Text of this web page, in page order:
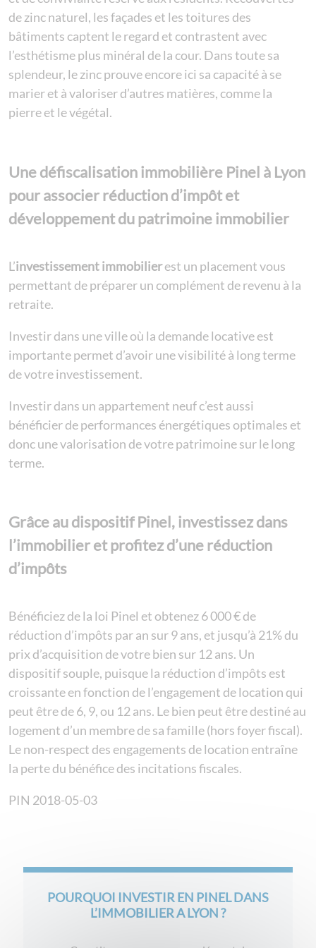
de zinc naturel, les façades et les toitures des
bâtiments captent le regard et contrastent avec
l’esthétisme plus minéral de la cour. Dans toute sa
splendeur, le zinc prouve encore ici sa capacité à se
marier et à valoriser d’autres matières, comme la
pierre et le végétal.
Une défiscalisation immobilière Pinel à Lyon
pour associer réduction d’impôt et
développement du patrimoine immobilier
L’investissement immobilierest un placement vous
permettant de préparer un complément de revenu à la
retraite.
Investir dans une ville où la demande locative est
importante permet d’avoir une visibilité à long terme
de votre investissement.
Investir dans un appartement neuf c’est aussi
bénéficier de performances énergétiques optimales et
donc une valorisation de votre patrimoine sur le long
terme.
Grâce au dispositif Pinel, investissez dans
l’immobilier et profitez d’une réduction
d’impôts
Bénéficiez de la loi Pinel et obtenez 6 000 € de
réduction d’impôts par an sur 9 ans, et jusqu’à 21% du
prix d’acquisition de votre bien sur 12 ans. Un
dispositif souple, puisque la réduction d’impôts est
croissante en fonction de l’engagement de location qui
peut être de 6, 9, ou 12 ans. Le bien peut être destiné au
logement d’un membre de sa famille (hors foyer fiscal).
Le non-respect des engagements de location entraîne
la perte du bénéfice des incitations fiscales.
PIN 2018-05-03
POURQUOI INVESTIR EN PINEL DANS
L’IMMOBILIER A LYON ?